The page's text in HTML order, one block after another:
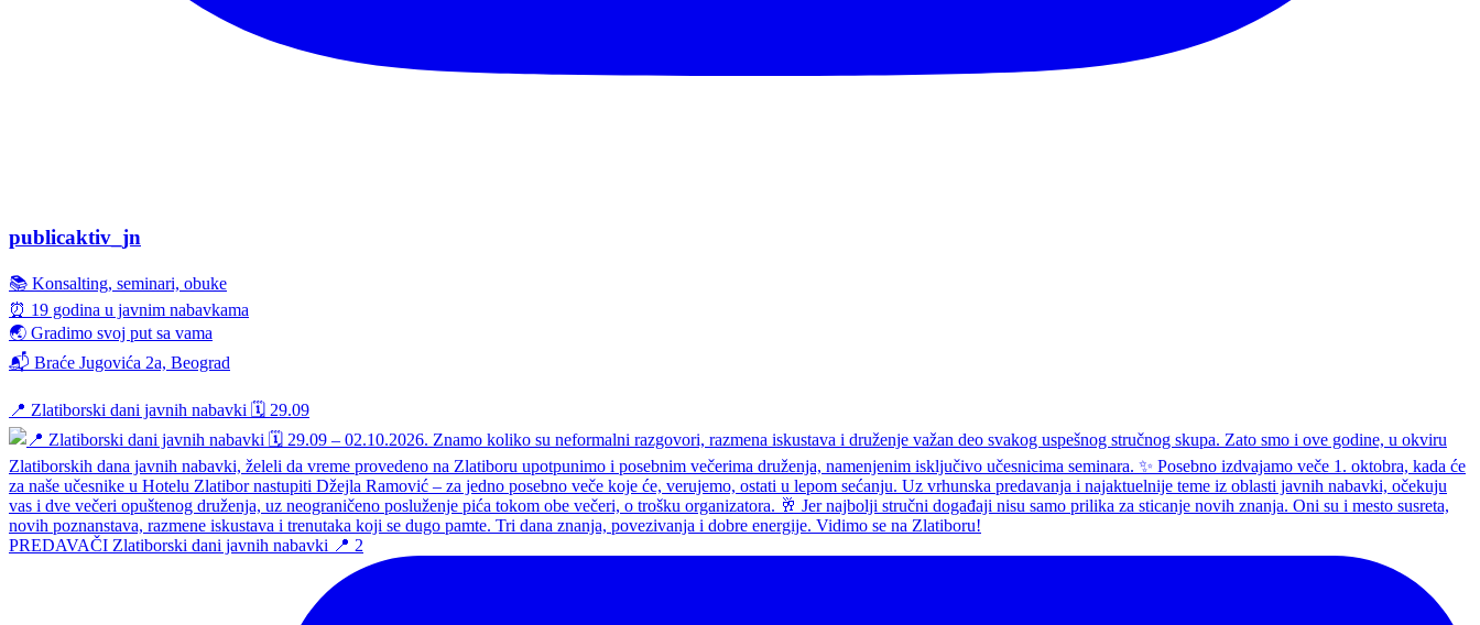
publicaktiv_jn
📚 Konsalting, seminari, obuke
⏰ 19 godina u javnim nabavkama
🌏 Gradimo svoj put sa vama
📬 Braće Jugovića 2a, Beograd
📍 Zlatiborski dani javnih nabavki 🗓️ 29.09
PREDAVAČI Zlatiborski dani javnih nabavki 📍 2